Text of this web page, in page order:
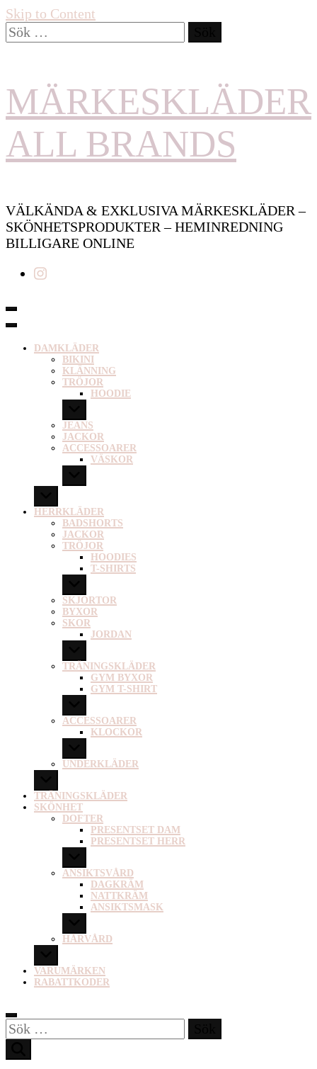
Skip to Content
Sök
efter:
MÄRKESKLÄDER
ALL BRANDS
VÄLKÄNDA & EXKLUSIVA MÄRKESKLÄDER –
SKÖNHETSPRODUKTER – HEMINREDNING
BILLIGARE ONLINE
DAMKLÄDER
BIKINI
KLÄNNING
TRÖJOR
HOODIE
JEANS
JACKOR
ACCESSOARER
VÄSKOR
HERRKLÄDER
BADSHORTS
JACKOR
TRÖJOR
HOODIES
T-SHIRTS
SKJORTOR
BYXOR
SKOR
JORDAN
TRÄNINGSKLÄDER
GYM BYXOR
GYM T-SHIRT
ACCESSOARER
KLOCKOR
UNDERKLÄDER
TRÄNINGSKLÄDER
SKÖNHET
DOFTER
PRESENTSET DAM
PRESENTSET HERR
ANSIKTSVÅRD
DAGKRÄM
NATTKRÄM
ANSIKTSMASK
HÅRVÅRD
VARUMÄRKEN
RABATTKODER
Sök
efter: